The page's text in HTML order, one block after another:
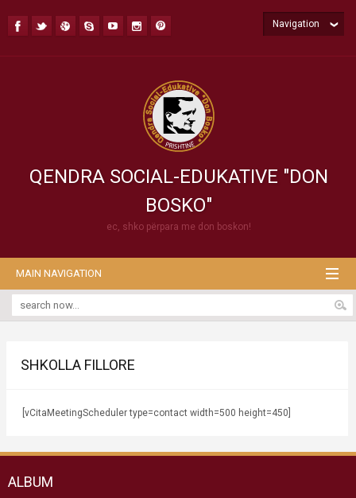
QENDRA SOCIAL-EDUKATIVE "DON
BOSKO"
ec, shko përpara me don boskon!
Navigation
MAIN NAVIGATION
SHKOLLA FILLORE
[vCitaMeetingScheduler type=contact width=500 height=450]
ALBUM